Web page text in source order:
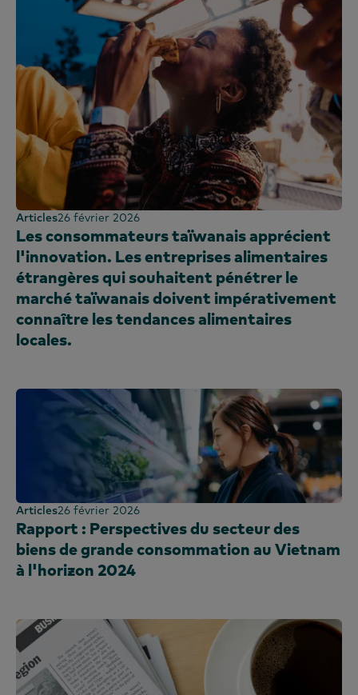
Articles26 février 2026
Les consommateurs taïwanais apprécient
l'innovation. Les entreprises alimentaires
étrangères qui souhaitent pénétrer le
marché taïwanais doivent impérativement
connaître les tendances alimentaires
locales.
Articles26 février 2026
Rapport : Perspectives du secteur des
biens de grande consommation au Vietnam
à l'horizon 2024